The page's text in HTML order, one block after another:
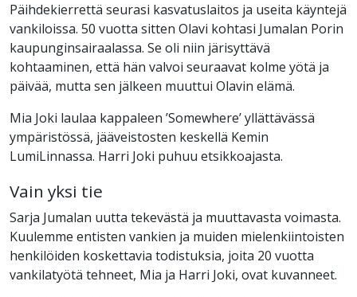
Päihdekierrettä seurasi kasvatuslaitos ja useita käyntejä
vankiloissa. 50 vuotta sitten Olavi kohtasi Jumalan Porin
kaupunginsairaalassa. Se oli niin järisyttävä
kohtaaminen, että hän valvoi seuraavat kolme yötä ja
päivää, mutta sen jälkeen muuttui Olavin elämä.
Mia Joki laulaa kappaleen ’Somewhere’ yllättävässä
ympäristössä, jääveistosten keskellä Kemin
LumiLinnassa. Harri Joki puhuu etsikkoajasta.
Vain yksi tie
Sarja Jumalan uutta tekevästä ja muuttavasta voimasta.
Kuulemme entisten vankien ja muiden mielenkiintoisten
henkilöiden koskettavia todistuksia, joita 20 vuotta
vankilatyötä tehneet, Mia ja Harri Joki, ovat kuvanneet.